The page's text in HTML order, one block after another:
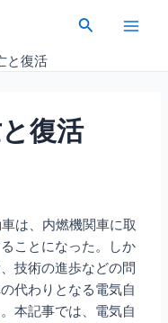
検
Main
と復活
復活
は、内燃機関車に取
ことになった。しか
技術の進歩などの問
代わりとなる電気自
本記事では、電気自